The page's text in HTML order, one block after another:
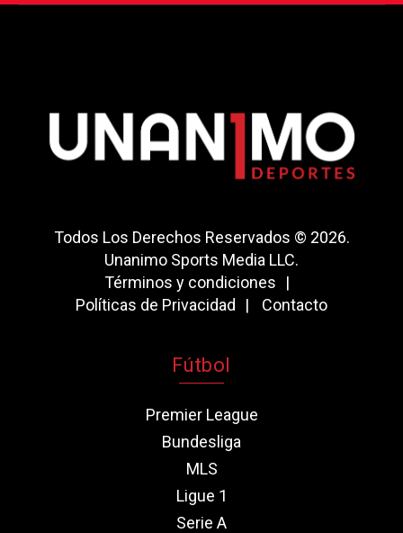
Todos Los Derechos Reservados © 2026.
Unanimo Sports Media LLC.
Términos y condiciones
Políticas de Privacidad
Contacto
Fútbol
Premier League
Bundesliga
MLS
Ligue 1
Serie A